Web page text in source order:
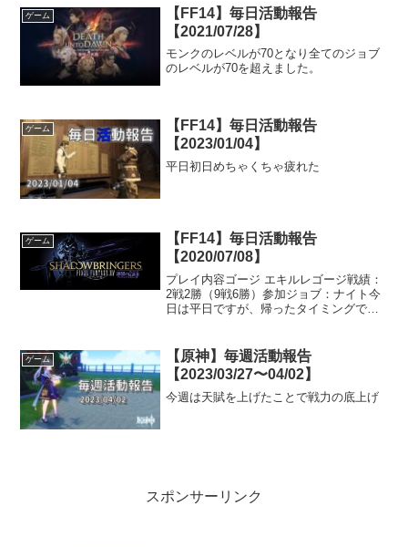
ゲーム
【FF14】毎日活動報告
【2021/07/28】
モンクのレベルが70となり全てのジョブ
のレベルが70を超えました。
ゲーム
【FF14】毎日活動報告
【2023/01/04】
平日初日めちゃくちゃ疲れた
ゲーム
【FF14】毎日活動報告
【2020/07/08】
プレイ内容ゴージ エキルレゴージ戦績：
2戦2勝（9戦6勝）参加ジョブ：ナイト今
日は平日ですが、帰ったタイミングでゴ
でした。自分が参加するまでに何戦して
いたかわわかりま...
ゲーム
【原神】毎週活動報告
【2023/03/27〜04/02】
今週は天賦を上げたことで戦力の底上げ
スポンサーリンク